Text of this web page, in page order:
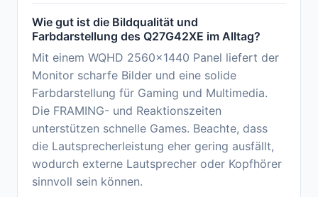
Wie gut ist die Bildqualität und
Farbdarstellung des Q27G42XE im Alltag?
Mit einem WQHD 2560x1440 Panel liefert der
Monitor scharfe Bilder und eine solide
Farbdarstellung für Gaming und Multimedia.
Die FRAMING- und Reaktionszeiten
unterstützen schnelle Games. Beachte, dass
die Lautsprecherleistung eher gering ausfällt,
wodurch externe Lautsprecher oder Kopfhörer
sinnvoll sein können.